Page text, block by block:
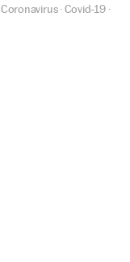
Coronavirus·Covid-19·